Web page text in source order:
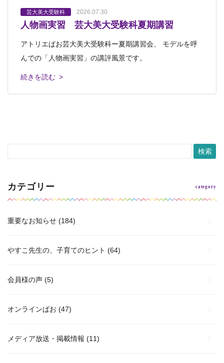
芸大美大受験科 2026.07.30
人物画実習 芸大美大受験科夏期講習
アトリエぱお芸大美大受験科ー夏期講習会、 モデルを呼
んでの「人物画実習」の講評風景です。
続きを読む >
芸大美大受験科 2026.07.27
着彩特訓 芸大美大受験科夏期講習
夏期講習会日本画コースの着彩特訓では、本物の金魚を描
きました。 水槽には、かわいらしい金魚
続きを読む >
芸大美大受験科 2026.07.24
生命あるモチーフを描く 芸大美大受験科
アトリエぱお己斐本校3階アトリエに 金魚がお目見え。 水
の中をゆったりと優雅に漂う美しい命
続きを読む >
芸大美大受験科 2026.07.19
夏期講習始まりました 芸大美大美術系高校
芸大美大美術系高校受験科 夏期講習始まりました。 白
島校と己斐本校で、アツい夏のスタートで
芸大美大受験科 2026.07.07
未来型入試コース・1期発表会
芸大美大受験科「未来型入試コース」担当の青山です。
このたび未来型入試コースの１期発表会を
続きを読む >
カテゴリー
重要なお知らせ (184)
やすこ先生の、子育てのヒント (64)
会員様の声 (5)
オンラインぱお (47)
メディア放送・掲載情報 (11)